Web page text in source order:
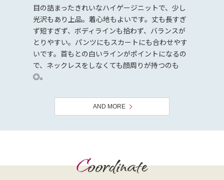
目の詰まったきれいなハイゲージニットで、少し
光沢もあり上品。着心地もよいです。丈も長すぎ
ず短すぎず、ボディラインも拾わず、バランスが
とりやすい。パンツにもスカートにも合わせやす
いです。首もとの白いラインがポイントになるの
で、ネックレスをしなくても顔周りが持つのも
◎。
AND MORE
Coordinate